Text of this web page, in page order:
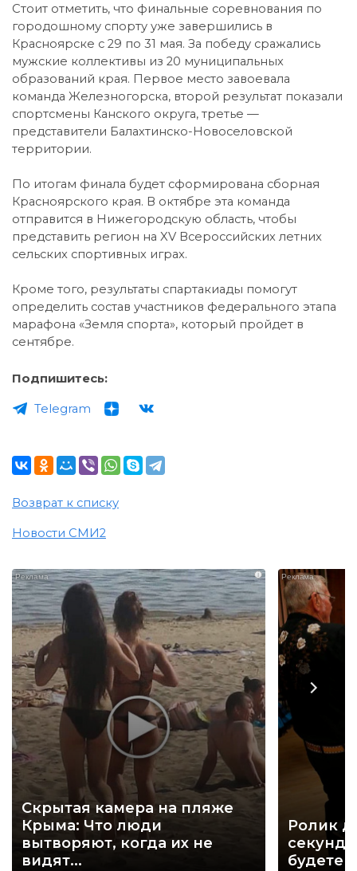
Стоит отметить, что финальные соревнования по
городошному спорту уже завершились в
Красноярске с 29 по 31 мая. За победу сражались
мужские коллективы из 20 муниципальных
образований края. Первое место завоевала
команда Железногорска, второй результат показали
спортсмены Канского округа, третье —
представители Балахтинско-Новоселовской
территории.
По итогам финала будет сформирована сборная
Красноярского края. В октябре эта команда
отправится в Нижегородскую область, чтобы
представить регион на XV Всероссийских летних
сельских спортивных играх.
Кроме того, результаты спартакиады помогут
определить состав участников федерального этапа
марафона «Земля спорта», который пройдет в
сентябре.
Подпишитесь:
Telegram
Возврат к списку
Новости СМИ2
i
Скрытая камера на пляже
Крыма: Что люди
вытворяют, когда их не
видят...
Ролик
секунд,
будете